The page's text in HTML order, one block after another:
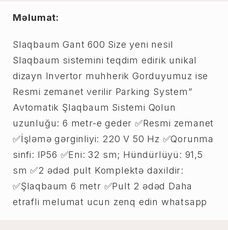
Məlumat:
Slaqbaum Gant 600 Size yeni nesil
Slaqbaum sistemini teqdim edirik unikal
dizayn Invertor muhherik Gorduyumuz ise
Resmi zemanet verilir Parking System”
Avtomatik Şlaqbaum Sistemi Qolun
uzunluğu: 6 metr-e geder ✅Resmi zemanet
✅İşləmə gərginliyi: 220 V 50 Hz ✅Qorunma
sinfi: IP56 ✅Eni: 32 sm; Hündürlüyü: 91,5
sm ✅2 ədəd pult Komplektə daxildir:
✅Şlaqbaum 6 metr ✅Pult 2 ədəd Daha
etrafli melumat ucun zenq edin whatsapp